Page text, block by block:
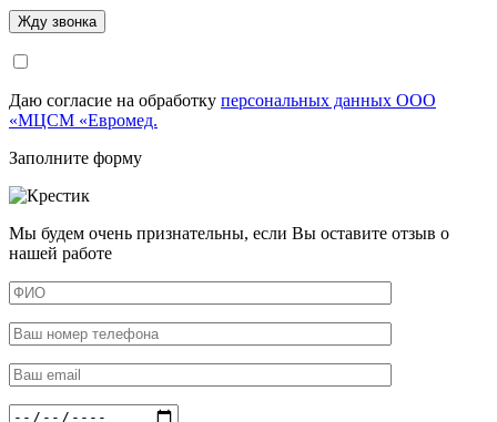
Даю согласие на обработку персональных данных ООО
«МЦСМ «Евромед.
Заполните форму
Мы будем очень признательны, если Вы оставите отзыв о
нашей работе